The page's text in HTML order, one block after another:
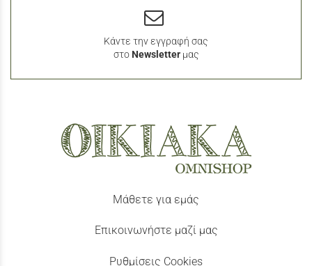
Κάντε την εγγραφή σας
στο Newsletterμας
Μάθετε για εμάς
Επικοινωνήστε μαζί μας
Ρυθμίσεις Cookies